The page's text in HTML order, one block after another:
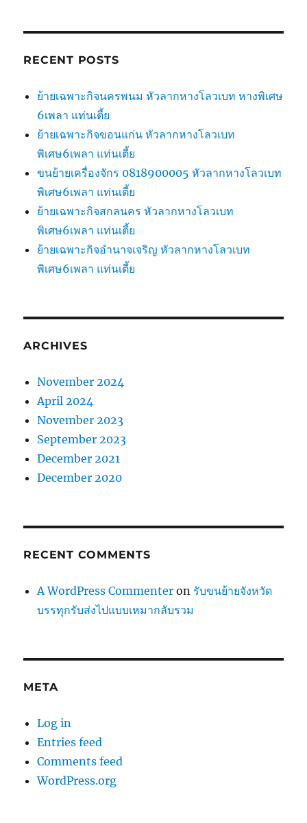
RECENT POSTS
ย้ายเฉพาะกิจนครพนม หัวลากหางโลวเบท หางพิเศษ
6เพลา แท่นเตี้ย
ย้ายเฉพาะกิจขอนแก่น หัวลากหางโลวเบท
พิเศษ6เพลา แท่นเตี้ย
ขนย้ายเครื่องจักร 0818900005 หัวลากหางโลวเบท
พิเศษ6เพลา แท่นเตี้ย
ย้ายเฉพาะกิจสกลนคร หัวลากหางโลวเบท
พิเศษ6เพลา แท่นเตี้ย
ย้ายเฉพาะกิจอำนาจเจริญ หัวลากหางโลวเบท
พิเศษ6เพลา แท่นเตี้ย
ARCHIVES
November 2024
April 2024
November 2023
September 2023
December 2021
December 2020
RECENT COMMENTS
A WordPress Commenter on รับขนย้ายจังหวัด
บรรทุกรับส่งไปแบบเหมากลับรวม
META
Log in
Entries feed
Comments feed
WordPress.org